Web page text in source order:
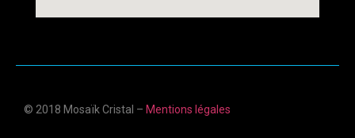
© 2018 Mosaïk Cristal – Mentions légales